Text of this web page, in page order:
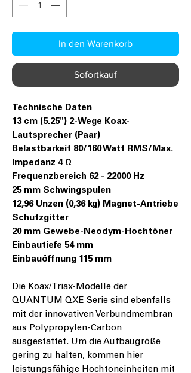
In den Warenkorb
Sofortkauf
Technische Daten
13 cm (5.25") 2-Wege Koax-
Lautsprecher (Paar)
Belastbarkeit 80/160 Watt RMS/Max.
Impedanz 4 Ω
Frequenzbereich 62 - 22000 Hz
25 mm Schwingspulen
12,96 Unzen (0,36 kg) Magnet-Antriebe
Schutzgitter
20 mm Gewebe-Neodym-Hochtöner
Einbautiefe 54 mm
Einbauöffnung 115 mm
Die Koax/Triax-Modelle der
QUANTUM QXE Serie sind ebenfalls
mit der innovativen Verbundmembran
aus Polypropylen-Carbon
ausgestattet. Um die Aufbaugröße
gering zu halten, kommen hier
leistungsfähige Hochtoneinheiten mit